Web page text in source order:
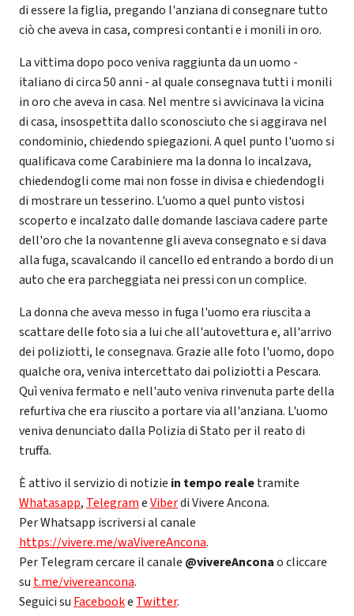
di essere la figlia, pregando l'anziana di consegnare tutto
ciò che aveva in casa, compresi contanti e i monili in oro.
La vittima dopo poco veniva raggiunta da un uomo -
italiano di circa 50 anni - al quale consegnava tutti i monili
in oro che aveva in casa. Nel mentre si avvicinava la vicina
di casa, insospettita dallo sconosciuto che si aggirava nel
condominio, chiedendo spiegazioni. A quel punto l'uomo si
qualificava come Carabiniere ma la donna lo incalzava,
chiedendogli come mai non fosse in divisa e chiedendogli
di mostrare un tesserino. L'uomo a quel punto vistosi
scoperto e incalzato dalle domande lasciava cadere parte
dell'oro che la novantenne gli aveva consegnato e si dava
alla fuga, scavalcando il cancello ed entrando a bordo di un
auto che era parcheggiata nei pressi con un complice.
La donna che aveva messo in fuga l'uomo era riuscita a
scattare delle foto sia a lui che all'autovettura e, all'arrivo
dei poliziotti, le consegnava. Grazie alle foto l'uomo, dopo
qualche ora, veniva intercettato dai poliziotti a Pescara.
Quì veniva fermato e nell'auto veniva rinvenuta parte della
refurtiva che era riuscito a portare via all'anziana. L'uomo
veniva denunciato dalla Polizia di Stato per il reato di
truffa.
È attivo il servizio di notizie in tempo realetramite
Whatasapp, TelegrameViberdi Vivere Ancona.
Per Whatsapp iscriversi al canale
https://vivere.me/waVivereAncona.
Per Telegram cercare il canale @vivereAnconao cliccare
su t.me/vivereancona.
Seguici su Facebooke Twitter.